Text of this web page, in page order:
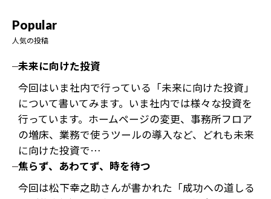
Popular
人気の投稿
未来に向けた投資
今回はいま社内で行っている「未来に向けた投資」
について書いてみます。いま社内では様々な投資を
行っています。ホームページの変更、事務所フロア
の増床、業務で使うツールの導入など、どれも未来
に向けた投資で…
焦らず、あわてず、時を待つ
今回は松下幸之助さんが書かれた「成功への道しる